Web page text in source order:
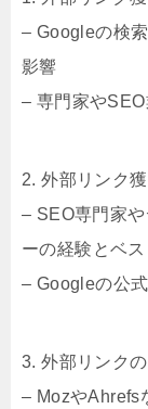
– Googleの検
影響
– 専門家や
2. 外部リンク
– SEO専門家
ーの経験とベ
– Googleの公
3. 外部リンク
– MozやAhrefs